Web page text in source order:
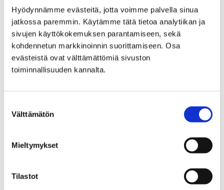
Hyödynnämme evästeitä, jotta voimme palvella sinua
jatkossa paremmin. Käytämme tätä tietoa analytiikan ja
sivujen käyttökokemuksen parantamiseen, sekä
kohdennetun markkinoinnin suorittamiseen. Osa
evästeistä ovat välttämättömiä sivuston
toiminnallisuuden kannalta.
valinta
Välttämätön
Mieltymykset
Tilastot
työllisyyden kuntakokeilun asiakkaita ja kaikkia
aiheesta kiinnostuneita.